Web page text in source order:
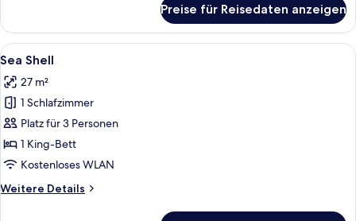
Gecko
Preise für Reisedaten anzeigen
Alle
Fotos
für
Sea
Shell
anzeigen
Ein Schlafzimmer mit einem Bett,
6
Sea Shell
27 m²
1 Schlafzimmer
Platz für 3 Personen
1 King-Bett
Kostenloses WLAN
Weitere Details
Weitere